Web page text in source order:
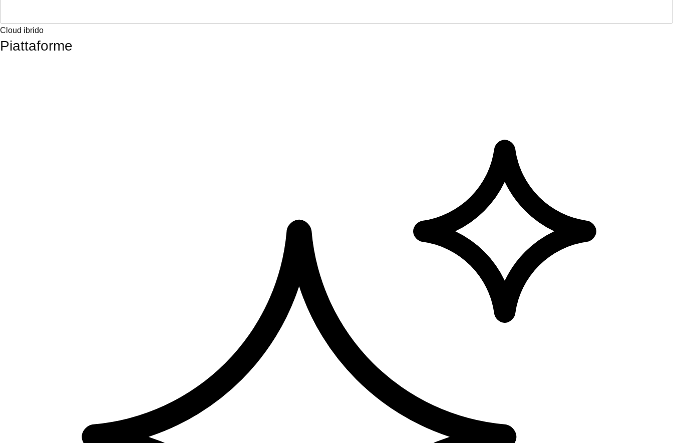
Cloud ibrido
Piattaforme